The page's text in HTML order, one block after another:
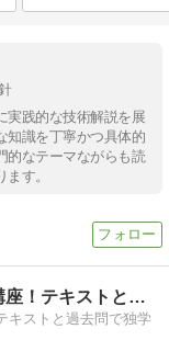
実践的な技術解説を展
知識を丁寧かつ具体的
的なテーマながらも読
す。
無料の施工管理技士試験講座！テキストと過去問で独学で資格
キストと過去問で独学